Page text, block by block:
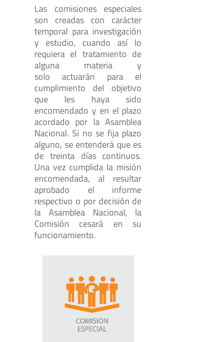
Las comisiones especiales
son creadas con carácter
temporal para investigación
y estudio, cuando así lo
requiera el tratamiento de
alguna materia y
solo actuarán para el
cumplimiento del objetivo
que les haya sido
encomendado y en el plazo
acordado por la Asamblea
Nacional. Si no se fija plazo
alguno, se entenderá que es
de treinta días continuos.
Una vez cumplida la misión
encomendada, al resultar
aprobado el informe
respectivo o por decisión de
la Asamblea Nacional, la
Comisión cesará en su
funcionamiento.